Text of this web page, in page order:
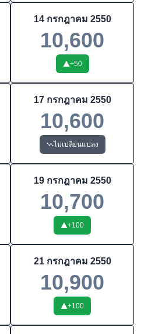
14 กรกฎาคม 2550
10,600
+50
17 กรกฎาคม 2550
10,600
ไม่เปลี่ยนแปลง
19 กรกฎาคม 2550
10,700
+100
21 กรกฎาคม 2550
10,900
+100